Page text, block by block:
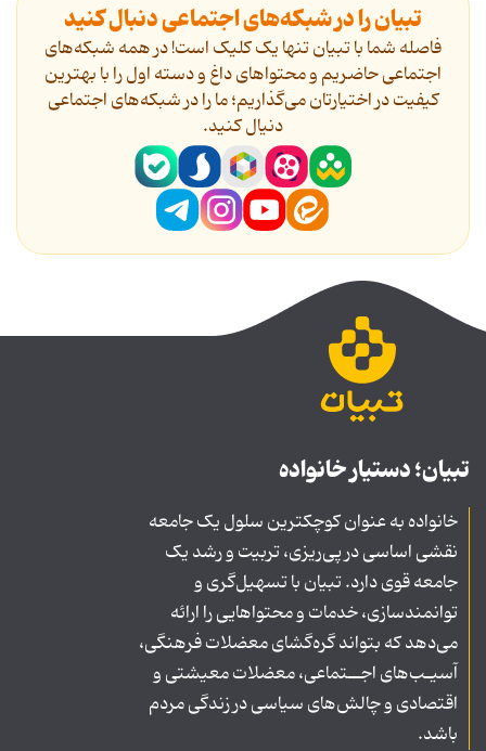
تبیان را در شبکه‌های اجتماعی دنبال کنید
فاصله شما با تبیان تنها یک کلیک است! در همه شبکه‌های
اجتماعی حاضریم و محتواهای داغ و دسته اول را با بهترین
کیفیت در اختیارتان می‌گذاریم؛ ما را در شبکه‌های اجتماعی
دنیال کنید.
تبیان؛ دستیار خانواده
خانواده به عنوان کوچکترین سلول یک جامعه
نقشی اساسی در پی‌ریزی، تربیت و رشد یک
جامعه قوی دارد. تبیان با تسهیل‌گری و
توانمندسازی، خدمات و محتواهایی را ارائه
می‌دهد که بتواند گره‌گشای معضلات فرهنگی،
آسیـب‌های اجــتماعی، معضلات معیشتی و
اقتصادی و چالش‌های سیاسی در زندگی مردم
باشد.